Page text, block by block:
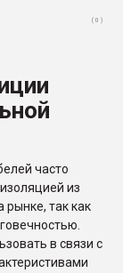
что касается
бутылок
( 0 )
часто
из
рынке, так как
в связи с